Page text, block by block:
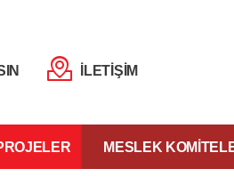
MESLEK
İLETİŞİM